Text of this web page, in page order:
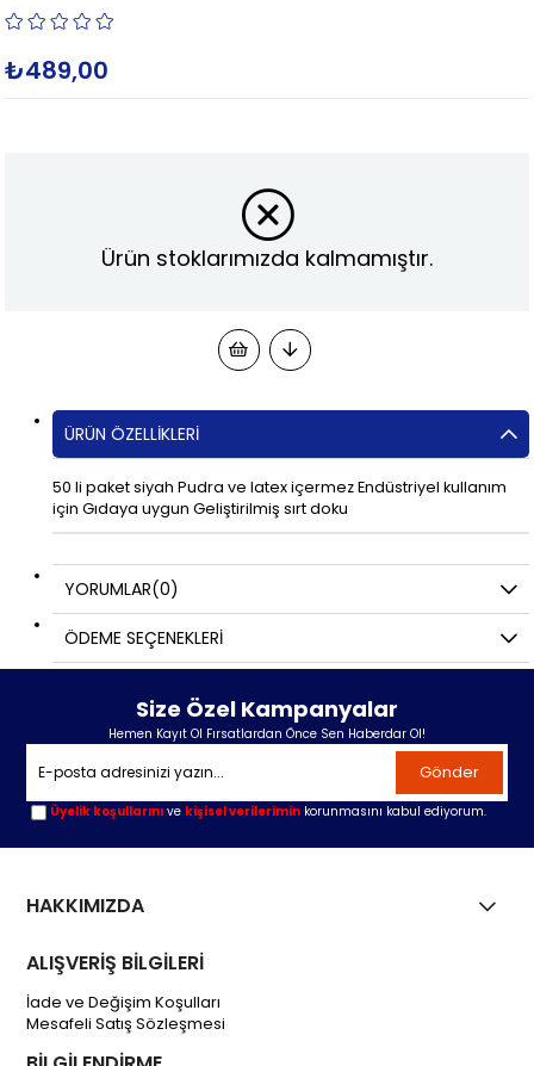
₺489,00
Ürün stoklarımızda kalmamıştır.
ÜRÜN ÖZELLIKLERI
50 li paket siyah Pudra ve latex içermez Endüstriyel kullanım
için Gıdaya uygun Geliştirilmiş sırt doku
YORUMLAR(0)
ÖDEME SEÇENEKLERI
Size Özel Kampanyalar
Hemen Kayıt Ol Fırsatlardan Önce Sen Haberdar Ol!
Gönder
Üyelik koşullarını ve kişisel verilerimin korunmasını kabul ediyorum.
HAKKIMIZDA
ALIŞVERİŞ BİLGİLERİ
İade ve Değişim Koşulları
Mesafeli Satış Sözleşmesi